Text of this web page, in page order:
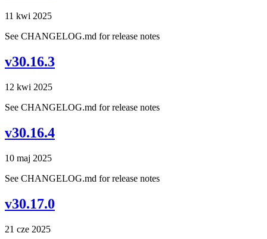
11 kwi 2025
See CHANGELOG.md for release notes
v30.16.3
12 kwi 2025
See CHANGELOG.md for release notes
v30.16.4
10 maj 2025
See CHANGELOG.md for release notes
v30.17.0
21 cze 2025